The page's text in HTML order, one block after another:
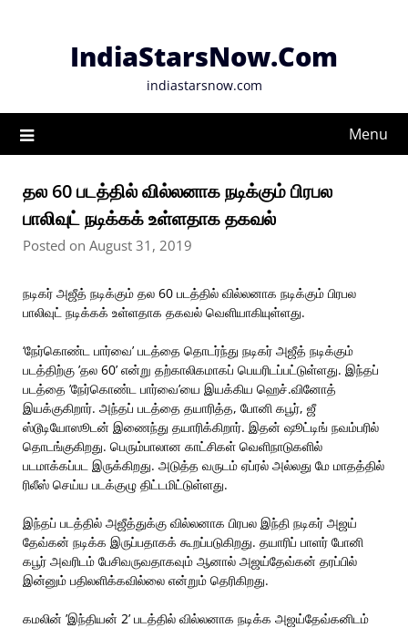
IndiaStarsNow.Com
indiastarsnow.com
Menu
தல 60 படத்தில் வில்லனாக நடிக்கும் பிரபல
பாலிவுட் நடிக்கக் உள்ளதாக தகவல்
Posted on August 31, 2019
நடிகர் அஜீத் நடிக்கும் தல 60 படத்தில் வில்லனாக நடிக்கும் பிரபல
பாலிவுட் நடிக்கக் உள்ளதாக தகவல் வெளியாகியுள்ளது.
‘நேர்கொண்ட பார்வை’ படத்தை தொடர்ந்து நடிகர் அஜீத் நடிக்கும்
படத்திற்கு ’தல 60’ என்று தற்காலிகமாகப் பெயரிடப்பட்டுள்ளது. இந்தப்
படத்தை ’நேர்கொண்ட பார்வை’யை இயக்கிய ஹெச்.வினோத்
இயக்குகிறார். அந்தப் படத்தை தயாரித்த, போனி கபூர், ஜீ
ஸ்டூடியோஸூடன் இணைந்து தயாரிக்கிறார். இதன் ஷூட்டிங் நவம்பரில்
தொடங்குகிறது. பெரும்பாலான காட்சிகள் வெளிநாடுகளில்
படமாக்கப்பட இருக்கிறது. அடுத்த வருடம் ஏப்ரல் அல்லது மே மாதத்தில்
ரிலீஸ் செய்ய படக்குழு திட்டமிட்டுள்ளது.
இந்தப் படத்தில் அஜீத்துக்கு வில்லனாக பிரபல இந்தி நடிகர் அஜய்
தேவ்கன் நடிக்க இருப்பதாகக் கூறப்படுகிறது. தயாரிப் பாளர் போனி
கபூர் அவரிடம் பேசிவருவதாகவும் ஆனால் அஜய்தேவ்கன் தரப்பில்
இன்னும் பதிலளிக்கவில்லை என்றும் தெரிகிறது.
கமலின் ’இந்தியன் 2’ படத்தில் வில்லனாக நடிக்க அஜய்தேவ்கனிடம்